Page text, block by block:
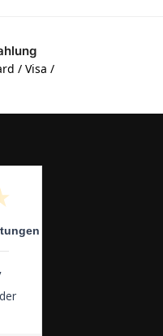
/ Visa /